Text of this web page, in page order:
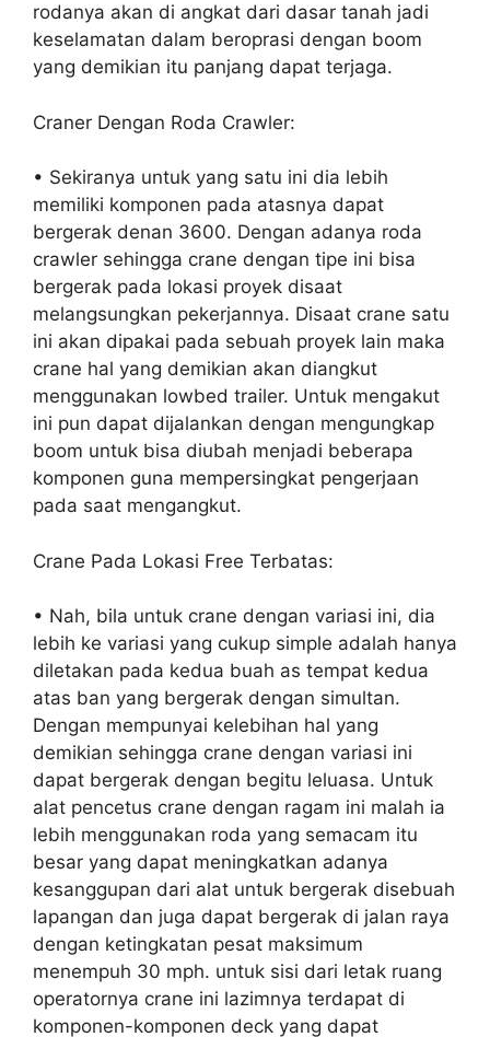
rodanya akan di angkat dari dasar tanah jadi
keselamatan dalam beroprasi dengan boom
yang demikian itu panjang dapat terjaga.
Craner Dengan Roda Crawler:
• Sekiranya untuk yang satu ini dia lebih
memiliki komponen pada atasnya dapat
bergerak denan 3600. Dengan adanya roda
crawler sehingga crane dengan tipe ini bisa
bergerak pada lokasi proyek disaat
melangsungkan pekerjannya. Disaat crane satu
ini akan dipakai pada sebuah proyek lain maka
crane hal yang demikian akan diangkut
menggunakan lowbed trailer. Untuk mengakut
ini pun dapat dijalankan dengan mengungkap
boom untuk bisa diubah menjadi beberapa
komponen guna mempersingkat pengerjaan
pada saat mengangkut.
Crane Pada Lokasi Free Terbatas:
• Nah, bila untuk crane dengan variasi ini, dia
lebih ke variasi yang cukup simple adalah hanya
diletakan pada kedua buah as tempat kedua
atas ban yang bergerak dengan simultan.
Dengan mempunyai kelebihan hal yang
demikian sehingga crane dengan variasi ini
dapat bergerak dengan begitu leluasa. Untuk
alat pencetus crane dengan ragam ini malah ia
lebih menggunakan roda yang semacam itu
besar yang dapat meningkatkan adanya
kesanggupan dari alat untuk bergerak disebuah
lapangan dan juga dapat bergerak di jalan raya
dengan ketingkatan pesat maksimum
menempuh 30 mph. untuk sisi dari letak ruang
operatornya crane ini lazimnya terdapat di
komponen-komponen deck yang dapat